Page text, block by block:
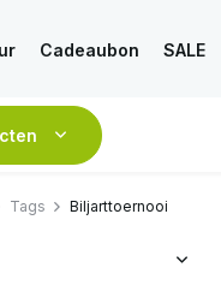
Cadeaubon SALE
verzending vanaf 50€
Tags Biljarttoernooi